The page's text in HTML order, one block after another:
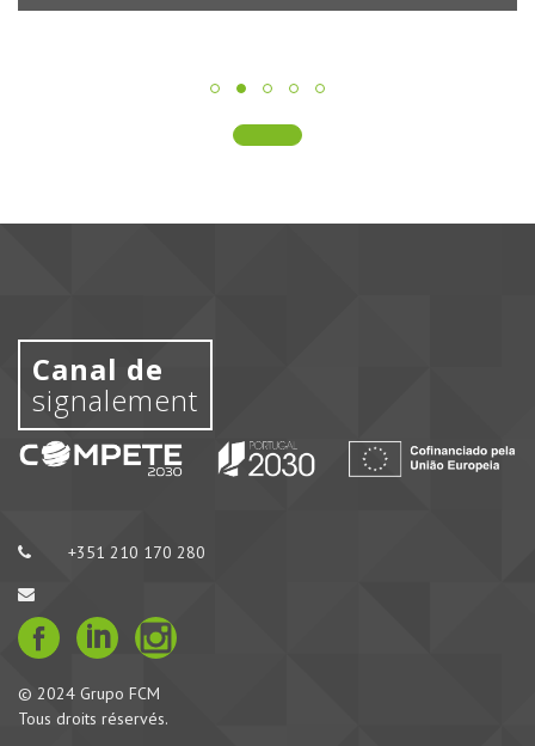
Canal de
signalement
+351 210 170 280
© 2024 Grupo FCM
Tous droits réservés.